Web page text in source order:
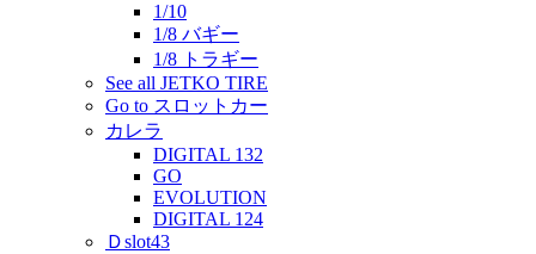
1/10
1/8 バギー
1/8 トラギー
See all JETKO TIRE
Go to スロットカー
カレラ
DIGITAL 132
GO
EVOLUTION
DIGITAL 124
Ｄslot43